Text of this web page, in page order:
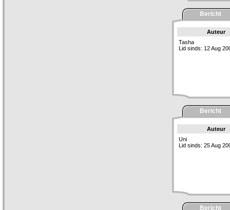
Bericht
Auteur
Tasha
Lid sinds: 12 Aug
Bericht
Auteur
Uni
Lid sinds: 25 Aug
Bericht